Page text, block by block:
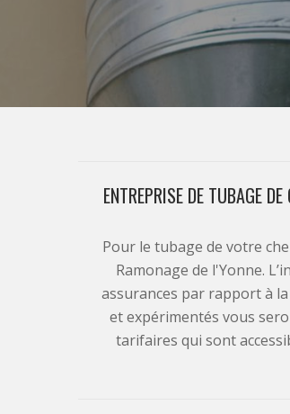
ENTREPRISE DE TUBAGE
Pour le tubage de votre
Ramonage de l'Yonne.
assurances par rapport à
et expérimentés vous
tarifaires qui sont